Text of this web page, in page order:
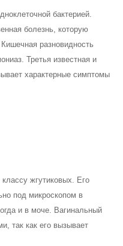
бактерией.
болезнь, которую
разновидность
Третья известная и
характерные симптомы
жгутиковых. Его
под микроскопом в
и в моче. Вагинальный
так как его вызывает